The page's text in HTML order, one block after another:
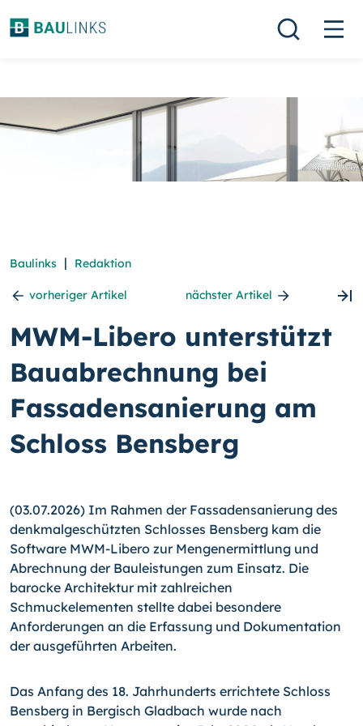
Baulinks | Redaktion
vorheriger Artikel nächster Artikel
MWM-Libero unterstützt
Bauabrechnung bei
Fassadensanierung am
Schloss Bensberg
(03.07.2026) Im Rahmen der Fassadensanierung des
denkmalgeschützten Schlosses Bensberg kam die
Software MWM-Libero zur Mengenermittlung und
Abrechnung der Bauleistungen zum Einsatz. Die
barocke Architektur mit zahlreichen
Schmuckelementen stellte dabei besondere
Anforderungen an die Erfassung und Dokumentation
der ausgeführten Arbeiten.
Das Anfang des 18. Jahrhunderts errichtete Schloss
Bensberg in Bergisch Gladbach wurde nach